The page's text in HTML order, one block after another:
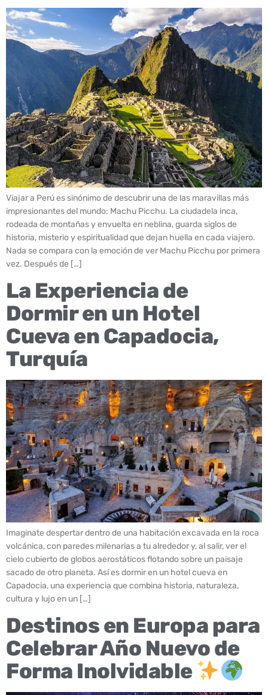
Viajar a Perú es sinónimo de descubrir una de las maravillas más
impresionantes del mundo: Machu Picchu. La ciudadela inca,
rodeada de montañas y envuelta en neblina, guarda siglos de
historia, misterio y espiritualidad que dejan huella en cada viajero.
Nada se compara con la emoción de ver Machu Picchu por primera
vez. Después de […]
La Experiencia de
Dormir en un Hotel
Cueva en Capadocia,
Turquía
Imaginate despertar dentro de una habitación excavada en la roca
volcánica, con paredes milenarias a tu alrededor y, al salir, ver el
cielo cubierto de globos aerostáticos flotando sobre un paisaje
sacado de otro planeta. Así es dormir en un hotel cueva en
Capadocia, una experiencia que combina historia, naturaleza,
cultura y lujo en un […]
Destinos en Europa para
Celebrar Año Nuevo de
Forma Inolvidable